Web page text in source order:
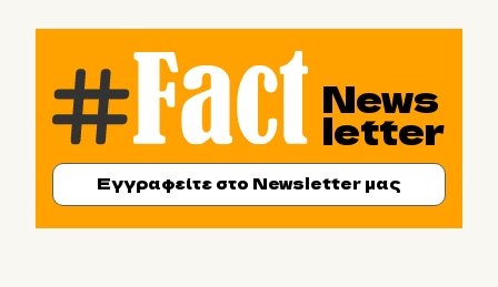
News
letter
Εγγραφείτε στο Newsletter μας